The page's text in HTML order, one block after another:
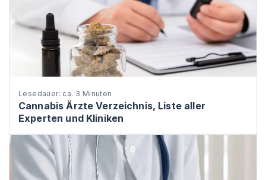
Lesedauer: ca. 3 Minuten
Cannabis Ärzte Verzeichnis, Liste aller
Experten und Kliniken